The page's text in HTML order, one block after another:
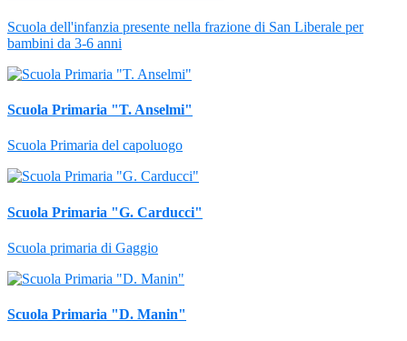
Scuola dell'infanzia presente nella frazione di San Liberale per
bambini da 3-6 anni
Scuola Primaria "T. Anselmi"
Scuola Primaria del capoluogo
Scuola Primaria "G. Carducci"
Scuola primaria di Gaggio
Scuola Primaria "D. Manin"